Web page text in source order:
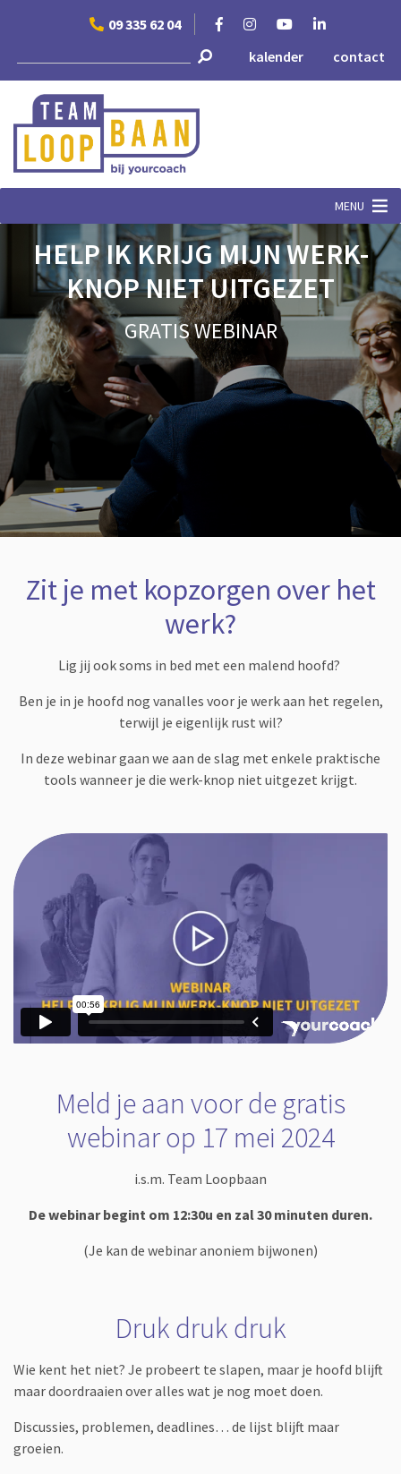
09 335 62 04
kalender
contact
MENU
HELP IK KRIJG MIJN WERK-
KNOP NIET UITGEZET
GRATIS WEBINAR
Zit je met kopzorgen over het
werk?
Lig jij ook soms in bed met een malend hoofd?
Ben je in je hoofd nog vanalles voor je werk aan het regelen,
terwijl je eigenlijk rust wil?
In deze webinar gaan we aan de slag met enkele praktische
tools wanneer je die werk-knop niet uitgezet krijgt.
Meld je aan voor de gratis
webinar op 17 mei 2024
i.s.m. Team Loopbaan
De webinar begint om 12:30u en zal 30 minuten duren.
(Je kan de webinar anoniem bijwonen)
Druk druk druk
Wie kent het niet? Je probeert te slapen, maar je hoofd blijft
maar doordraaien over alles wat je nog moet doen.
Discussies, problemen, deadlines… de lijst blijft maar
groeien.